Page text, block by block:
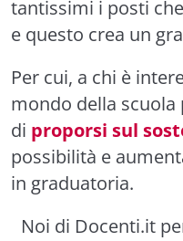
tantissimi i posti
e questo crea un
Per cui, a chi è
mondo della scuola
di proporsi sul
possibilità e
in graduatoria.
Noi di Docenti.it